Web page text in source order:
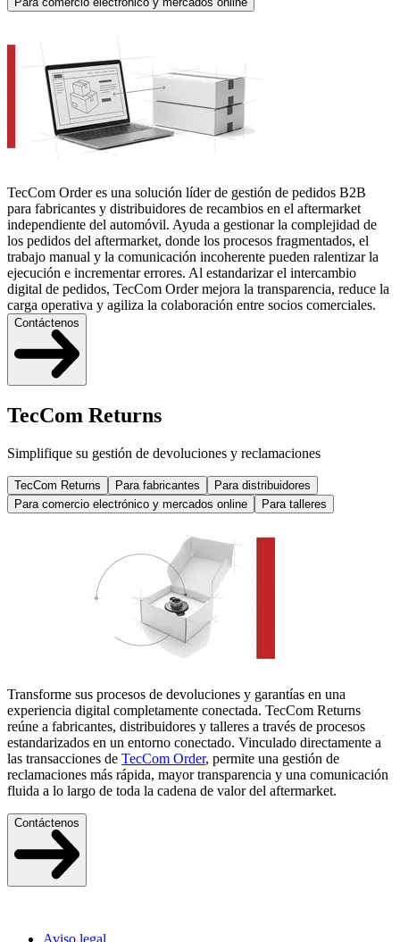
TecCom Order es una solución líder de gestión de pedidos B2B
para fabricantes y distribuidores de recambios en el aftermarket
independiente del automóvil. Ayuda a gestionar la complejidad de
los pedidos del aftermarket, donde los procesos fragmentados, el
trabajo manual y la comunicación incoherente pueden ralentizar la
ejecución e incrementar errores. Al estandarizar el intercambio
digital de pedidos, TecCom Order mejora la transparencia, reduce la
carga operativa y agiliza la colaboración entre socios comerciales.
Contáctenos
TecCom Returns
Simplifique su gestión de devoluciones y reclamaciones
TecCom Returns Para fabricantes
Para distribuidores
Para comercio electrónico y mercados online
Para talleres
Transforme sus procesos de devoluciones y garantías en una
experiencia digital completamente conectada. TecCom Returns
reúne a fabricantes, distribuidores y talleres a través de procesos
estandarizados en un entorno conectado. Vinculado directamente a
las transacciones de TecCom Order, permite una gestión de
reclamaciones más rápida, mayor transparencia y una comunicación
fluida a lo largo de toda la cadena de valor del aftermarket.
Contáctenos
Aviso legal